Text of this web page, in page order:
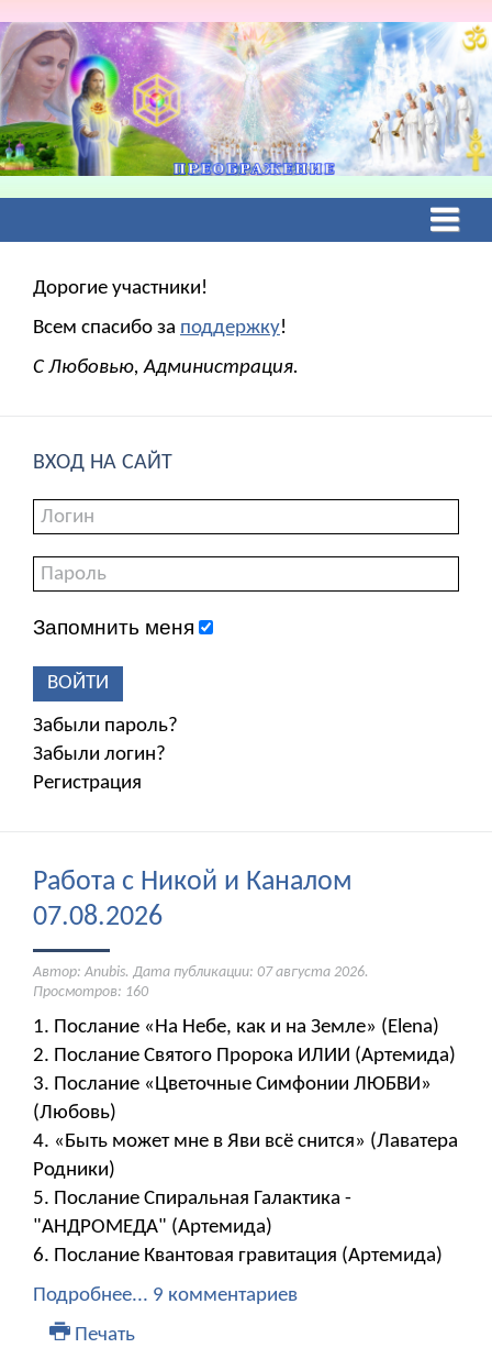
Дорогие участники!
Всем спасибо за поддержку!
С Любовью, Администрация.
ВХОД НА САЙТ
Запомнить меня
ВОЙТИ
Забыли пароль?
Забыли логин?
Регистрация
Работа с Никой и Каналом
07.08.2026
Автор: Anubis. Дата публикации: 07 августа 2026.
Просмотров: 160
1. Послание «На Небе, как и на Земле» (Elena)
2. Послание Святого Пророка ИЛИИ (Артемида)
3. Послание «Цветочные Симфонии ЛЮБВИ»
(Любовь)
4. «Быть может мне в Яви всё снится» (Лаватера
Родники)
5. Послание Спиральная Галактика -
"АНДРОМЕДА" (Артемида)
6. Послание Квантовая гравитация (Артемида)
Подробнее... 9 комментариев
Печать